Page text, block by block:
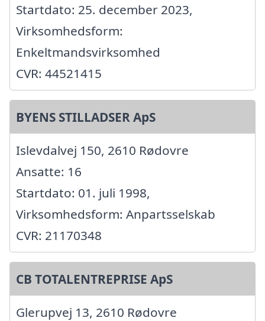
Startdato: 25. december 2023,
Virksomhedsform:
Enkeltmandsvirksomhed
CVR: 44521415
BYENS STILLADSER ApS
Islevdalvej 150, 2610 Rødovre
Ansatte: 16
Startdato: 01. juli 1998,
Virksomhedsform: Anpartsselskab
CVR: 21170348
CB TOTALENTREPRISE ApS
Glerupvej 13, 2610 Rødovre